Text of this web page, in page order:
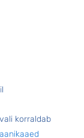
korraldab